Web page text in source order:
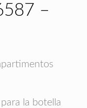
–
la botella